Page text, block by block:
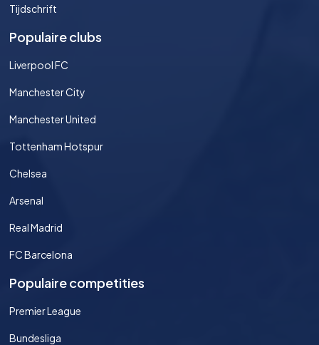
Tijdschrift
Populaire clubs
Liverpool FC
Manchester City
Manchester United
Tottenham Hotspur
Chelsea
Arsenal
Real Madrid
FC Barcelona
Populaire competities
Premier League
Bundesliga